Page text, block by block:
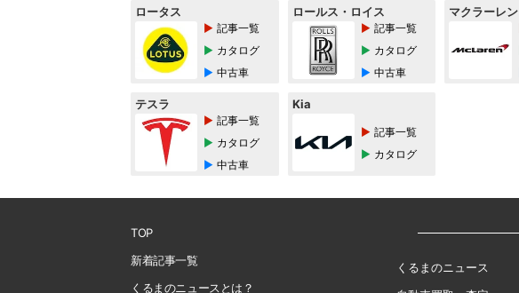
ロータス
記事一覧
カタログ
中古車
ロールス・ロイス
記事一覧
カタログ
中古車
マクラーレン
テスラ
記事一覧
カタログ
中古車
Kia
記事一覧
カタログ
TOP
新着記事一覧
くるまのニュースとは？
くるまのニュース